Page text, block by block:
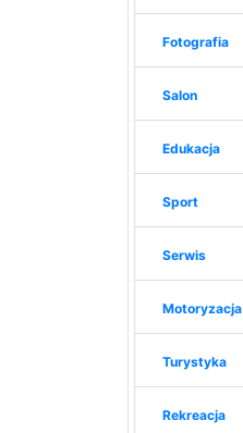
Fotografia
Salon
Edukacja
Sport
Serwis
Motoryzacja
Turystyka
Rekreacja